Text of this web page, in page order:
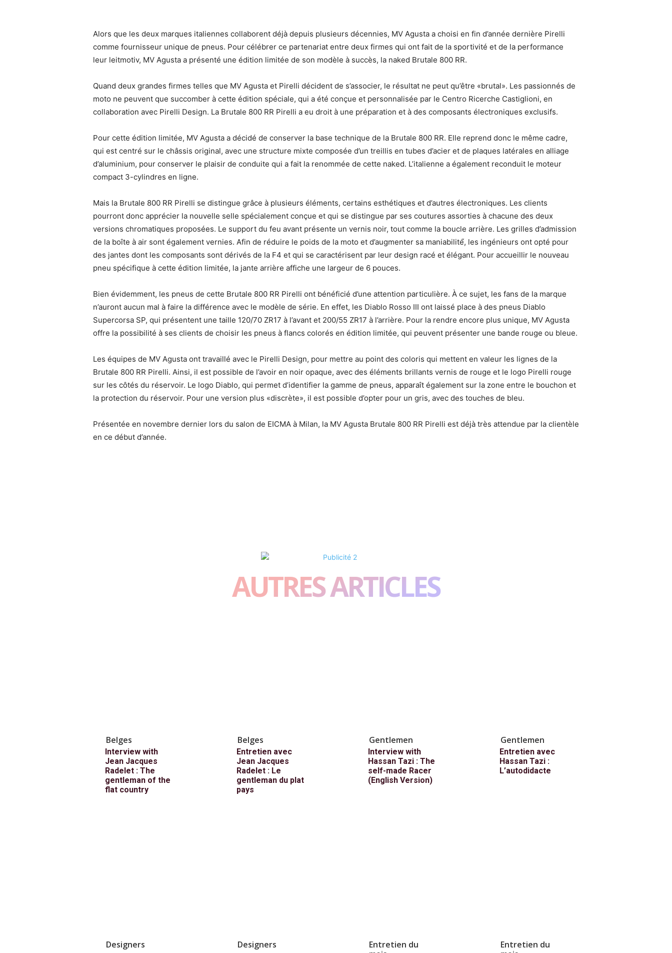
Alors que les deux marques italiennes collaborent déjà depuis plusieurs décennies, MV Agusta a choisi en fin d’année dernière Pirelli
comme fournisseur unique de pneus. Pour célébrer ce partenariat entre deux firmes qui ont fait de la sportivité et de la performance
leur leitmotiv, MV Agusta a présenté une édition limitée de son modèle à succès, la naked Brutale 800 RR.
Quand deux grandes firmes telles que MV Agusta et Pirelli décident de s’associer, le résultat ne peut qu’être «brutal». Les passionnés de
moto ne peuvent que succomber à cette édition spéciale, qui a été conçue et personnalisée par le Centro Ricerche Castiglioni, en
collaboration avec Pirelli Design. La Brutale 800 RR Pirelli a eu droit à une préparation et à des composants électroniques exclusifs.
Pour cette édition limitée, MV Agusta a décidé de conserver la base technique de la Brutale 800 RR. Elle reprend donc le même cadre,
qui est centré sur le châssis original, avec une structure mixte composée d’un treillis en tubes d’acier et de plaques latérales en alliage
d’aluminium, pour conserver le plaisir de conduite qui a fait la renommée de cette naked. L’italienne a également reconduit le moteur
compact 3-cylindres en ligne.
Mais la Brutale 800 RR Pirelli se distingue grâce à plusieurs éléments, certains esthétiques et d’autres électroniques. Les clients
pourront donc apprécier la nouvelle selle spécialement conçue et qui se distingue par ses coutures assorties à chacune des deux
versions chromatiques proposées. Le support du feu avant présente un vernis noir, tout comme la boucle arrière. Les grilles d’admission
de la boîte à air sont également vernies. Afin de réduire le poids de la moto et d’augmenter sa maniabilité́, les ingénieurs ont opté pour
des jantes dont les composants sont dérivés de la F4 et qui se caractérisent par leur design racé et élégant. Pour accueillir le nouveau
pneu spécifique à cette édition limitée, la jante arrière affiche une largeur de 6 pouces.
Bien évidemment, les pneus de cette Brutale 800 RR Pirelli ont bénéficié d’une attention particulière. À ce sujet, les fans de la marque
n’auront aucun mal à faire la différence avec le modèle de série. En effet, les Diablo Rosso III ont laissé place à des pneus Diablo
Supercorsa SP, qui présentent une taille 120/70 ZR17 à l’avant et 200/55 ZR17 à l’arrière. Pour la rendre encore plus unique, MV Agusta
offre la possibilité à ses clients de choisir les pneus à flancs colorés en édition limitée, qui peuvent présenter une bande rouge ou bleue.
Les équipes de MV Agusta ont travaillé avec le Pirelli Design, pour mettre au point des coloris qui mettent en valeur les lignes de la
Brutale 800 RR Pirelli. Ainsi, il est possible de l’avoir en noir opaque, avec des éléments brillants vernis de rouge et le logo Pirelli rouge
sur les côtés du réservoir. Le logo Diablo, qui permet d’identifier la gamme de pneus, apparaît également sur la zone entre le bouchon et
la protection du réservoir. Pour une version plus «discrète», il est possible d’opter pour un gris, avec des touches de bleu.
Présentée en novembre dernier lors du salon de EICMA à Milan, la MV Agusta Brutale 800 RR Pirelli est déjà très attendue par la clientèle
en ce début d’année.
AUTRES ARTICLES
Belges
Interview with
Jean Jacques
Radelet : The
gentleman of the
flat country
Belges
Entretien avec
Jean Jacques
Radelet : Le
gentleman du plat
pays
Gentlemen
Interview with
Hassan Tazi : The
self-made Racer
(English Version)
Gentlemen
Entretien avec
Hassan Tazi :
L’autodidacte
Designers Designers
Entretien du
Entretien du